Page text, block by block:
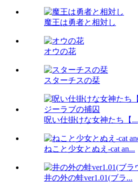
魔王は勇者と相対し
オウの花
スターチスの栞
呪い仕掛けな女神たち【...
ねこと少女とぬえ-cat an...
井の外の蛙ver1.01(ブラ...